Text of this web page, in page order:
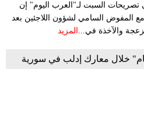
تصريحات السبت لـ"العرب اليوم" إن
المفوض السامي لشؤون اللاجئين بعد
والآخذة في... المزيد
خلال معارك إدلب في سورية